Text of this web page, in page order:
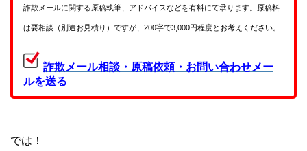
詐欺メールに関する原稿執筆、アドバイスなどを有料にて承ります。原稿料
は要相談（別途お見積り）ですが、200字で3,000円程度とお考えください。
詐欺メール相談・原稿依頼・お問い合わせメー
ルを送る
では！